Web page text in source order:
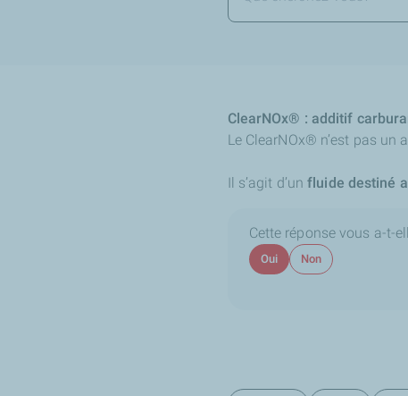
ClearNOx® : additif
Le ClearNOx® n’est pas un
Il s’agit d’unfluide destiné
Cette réponse vous a-t-
Oui Non